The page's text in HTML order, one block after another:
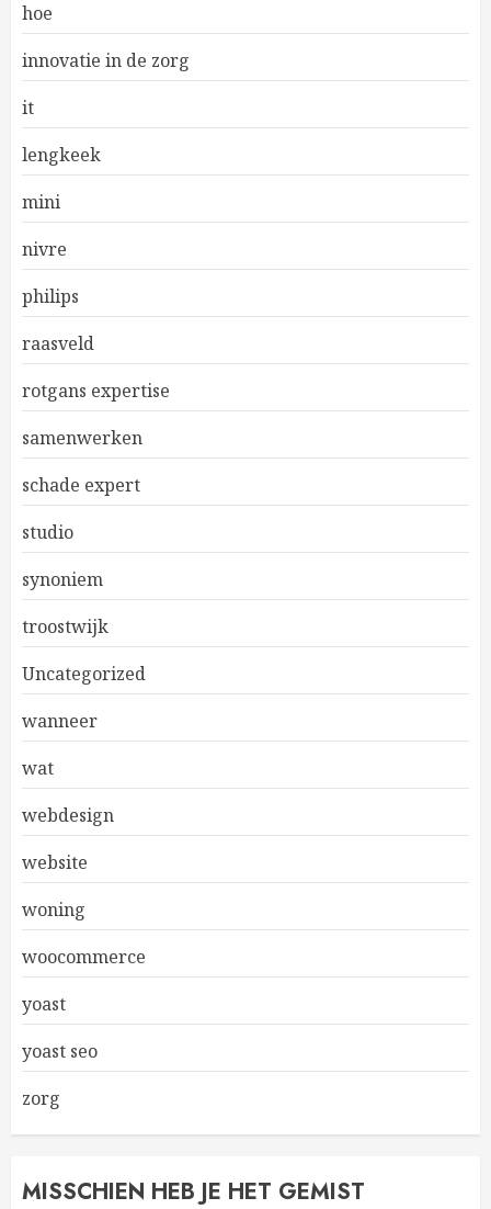
hoe
innovatie in de zorg
it
lengkeek
mini
nivre
philips
raasveld
rotgans expertise
samenwerken
schade expert
studio
synoniem
troostwijk
Uncategorized
wanneer
wat
webdesign
website
woning
woocommerce
yoast
yoast seo
zorg
MISSCHIEN HEB JE HET GEMIST